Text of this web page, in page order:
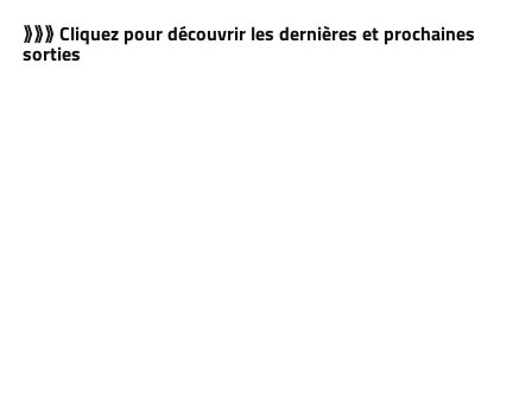
⟫⟫⟫ Cliquez pour découvrir les dernières et prochaines
sorties